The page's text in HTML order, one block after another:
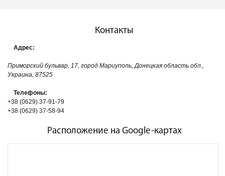
Контакты
Адрес:
Приморский бульвар, 17, город Мариуполь, Донецкая область обл.,
Украина, 87525
Телефоны:
+38 (0629) 37-91-79
+38 (0629) 37-58-94
Расположение на Google-картах